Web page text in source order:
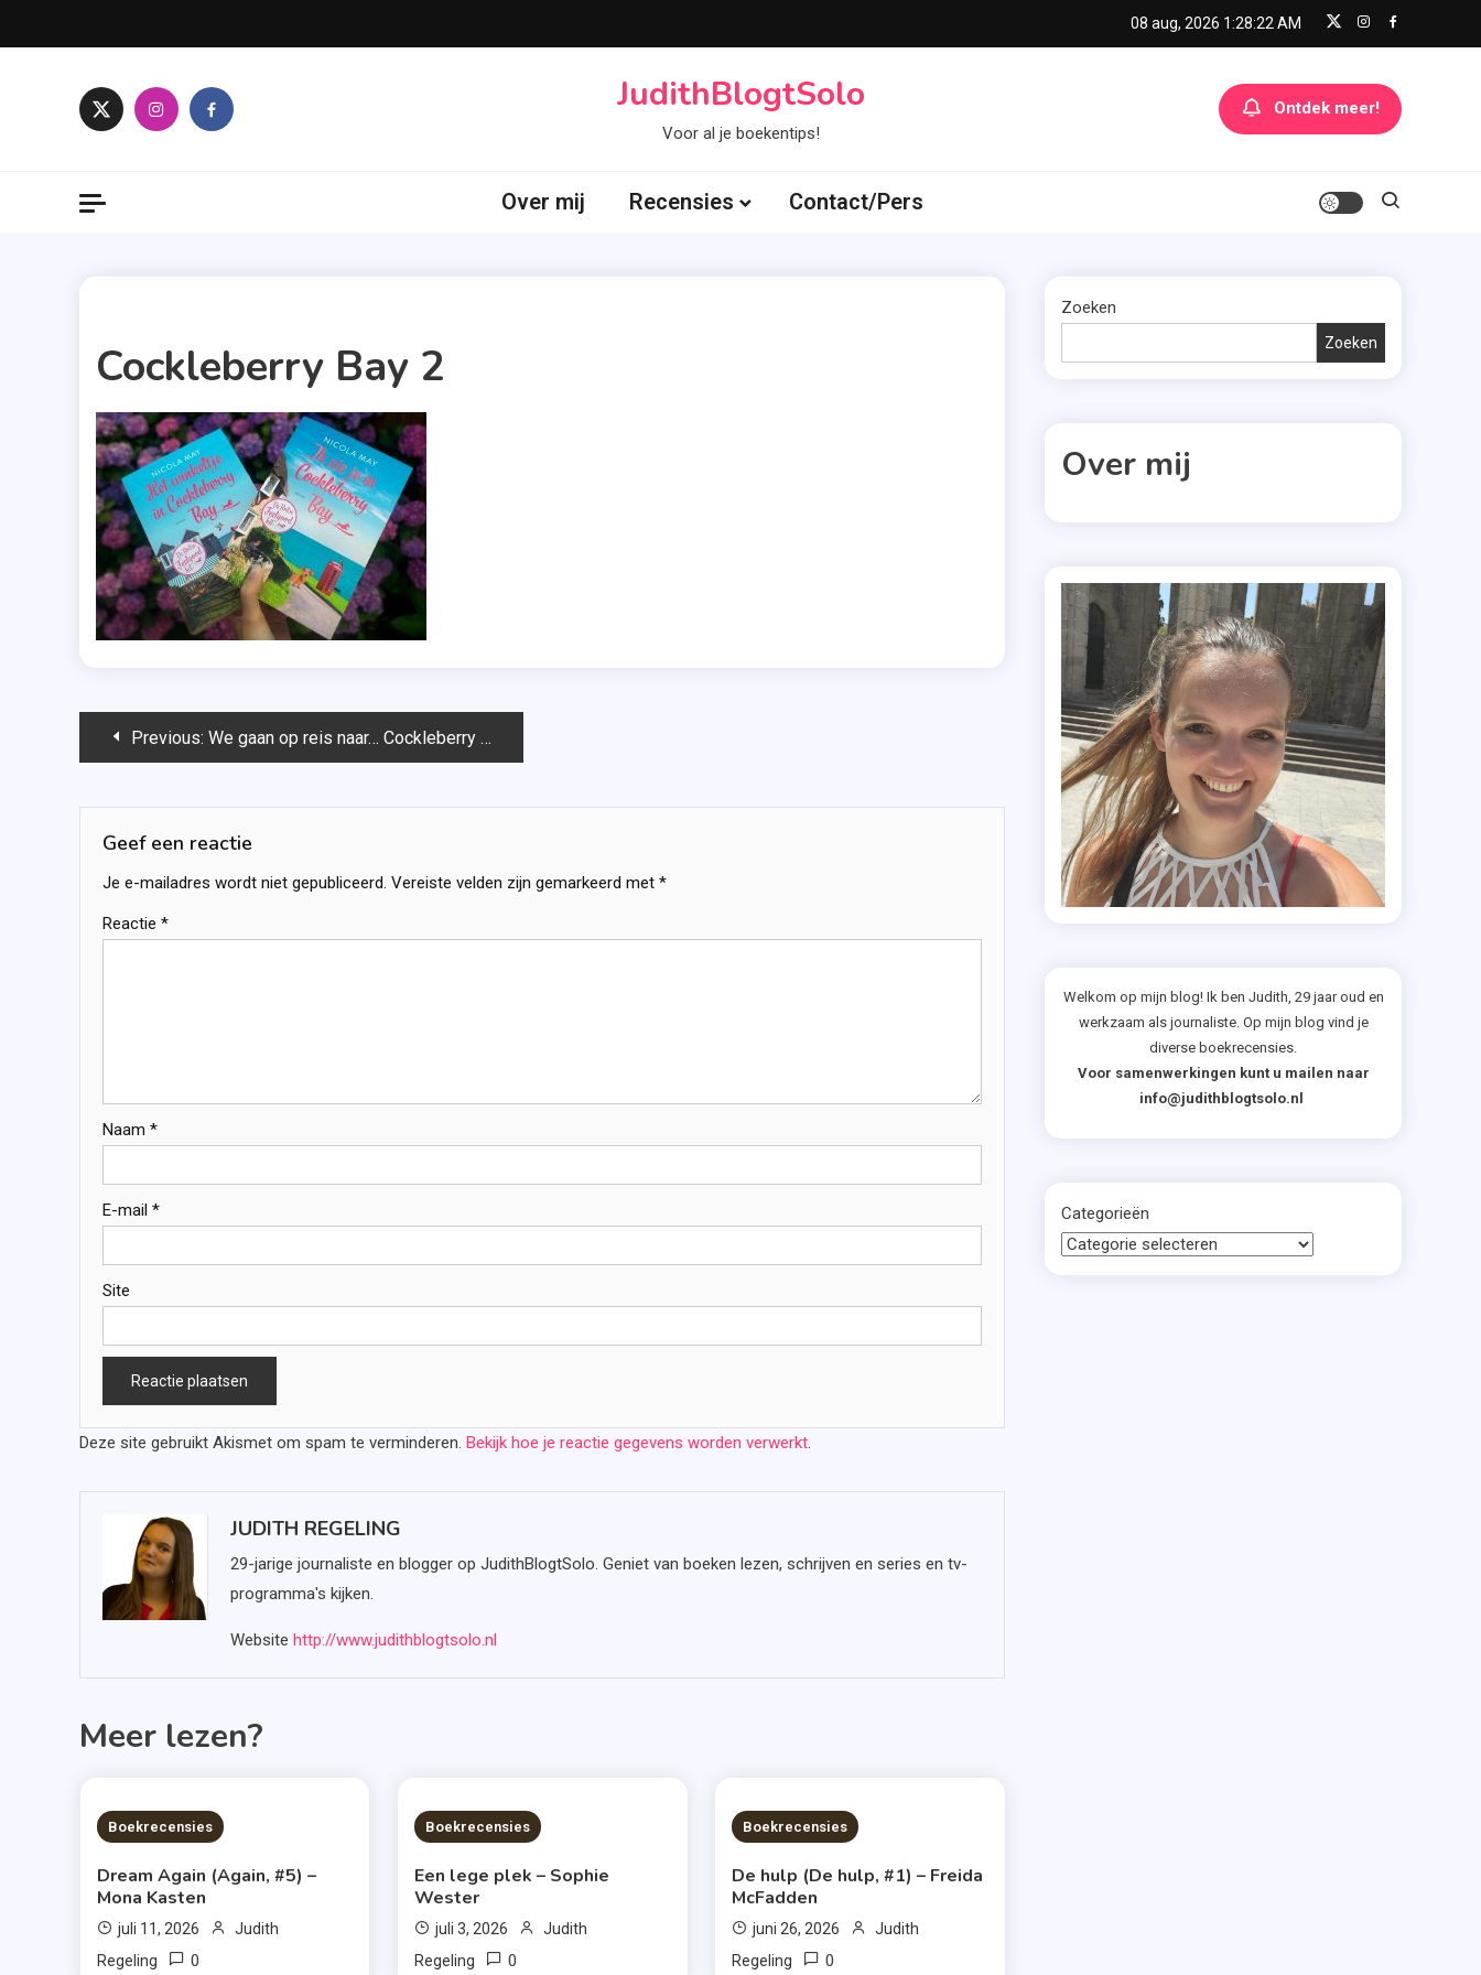
to
08 aug, 2026 1:28:22 AM
JudithBlogtSolo
Voor al je boekentips!
Ontdek meer!
Over mij Recensies Contact/Pers
Cockleberry Bay 2
Bericht
Previous: We gaan op reis naar… Cockleberry Bay!
Geef een reactie
Je e-mailadres wordt niet gepubliceerd. Vereiste velden zijn gemarkeerd met *
Reactie *
Naam *
E-mail *
Site
Deze site gebruikt Akismet om spam te verminderen. Bekijk hoe je reactie gegevens worden verwerkt.
JUDITH REGELING
29-jarige journaliste en blogger op JudithBlogtSolo. Geniet van boeken lezen, schrijven en series en tv-
programma's kijken.
Website http://www.judithblogtsolo.nl
Meer lezen?
6 MINS READ
Boekrecensies
Dream Again (Again, #5) –
Mona Kasten
juli 11, 2026
Judith
Regeling
0
6 MINS READ
Boekrecensies
Een lege plek – Sophie
Wester
juli 3, 2026
Judith
Regeling
0
7 MINS READ
Boekrecensies
De hulp (De hulp, #1) – Freida
McFadden
juni 26, 2026
Judith
Regeling
0
Zoeken
Zoeken
Over mij
Welkom op mijn blog! Ik ben Judith, 29 jaar oud en
werkzaam als journaliste. Op mijn blog vind je
diverse boekrecensies.
Voor samenwerkingen kunt u mailen naar
info@judithblogtsolo.nl
Categorieën